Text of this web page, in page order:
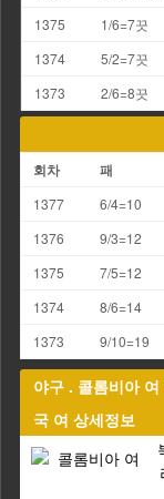
1375
1/6=7끗
1374
5/2=7끗
1373
2/6=8끗
회차 패
1377 6/4=10
1376
9/3=12
1375
7/5=12
1374
8/6=14
1373
9/10=19
야구 . 콜롬비아
국 여 상세정보